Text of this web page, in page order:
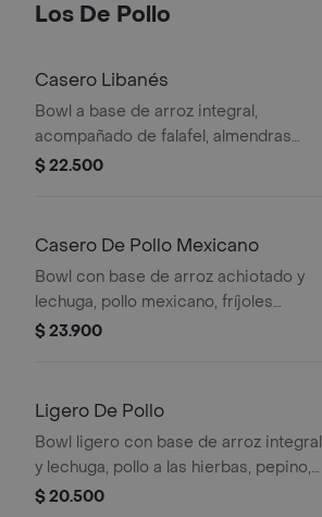
Los De Pollo
Casero Libanés
Bowl a base de arroz integral,
acompañado de falafel, almendras
fileteadas, tomate chonto, pepino,
$ 22.500
Casero De Pollo Mexicano
Bowl con base de arroz achiotado y
lechuga, pollo mexicano, fríjoles
negros, pico de gallo y guacamole.
$ 23.900
Ligero De Pollo
Bowl ligero con base de arroz integral
y lechuga, pollo a las hierbas, pepino,
tomate, hummus de pimenton y
$ 20.500